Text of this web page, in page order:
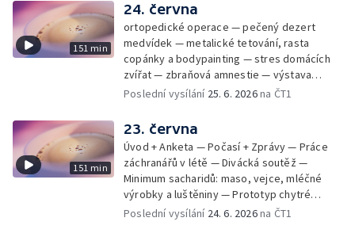
151 min
24. června
ortopedické operace — pečený dezert
medvídek — metalické tetování, rasta
copánky a bodypainting — stres domácích
zvířat — zbraňová amnestie — výstava
mikrofotografií rostlin — fenomenální
Poslední vysílání 25. 6. 2026na ČT1
151 min
23. června
Úvod + Anketa — Počasí + Zprávy — Práce
záchranářů v létě — Divácká soutěž —
Minimum sacharidů: maso, vejce, mléčné
výrobky a luštěniny — Prototyp chytré
vložky do bot pro běžce — Anketa +
Poslední vysílání 24. 6. 2026na ČT1